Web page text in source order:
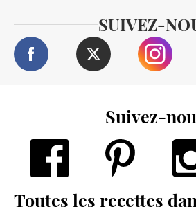
SUIVEZ-
Suivez-
Toutes les recettes